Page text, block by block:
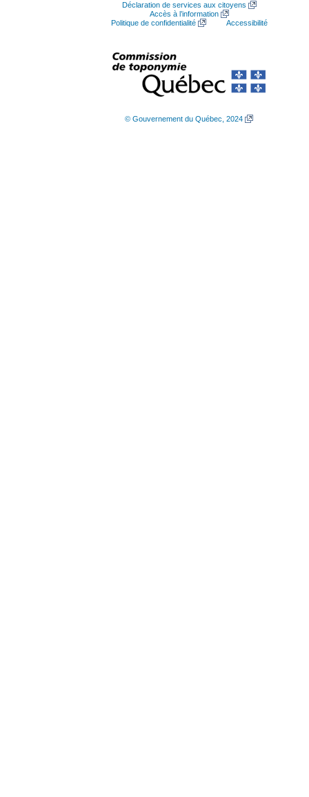
Déclaration de services aux citoyens
Accès à l’information
Politique de confidentialité
Accessibilité
© Gouvernement du Québec, 2024